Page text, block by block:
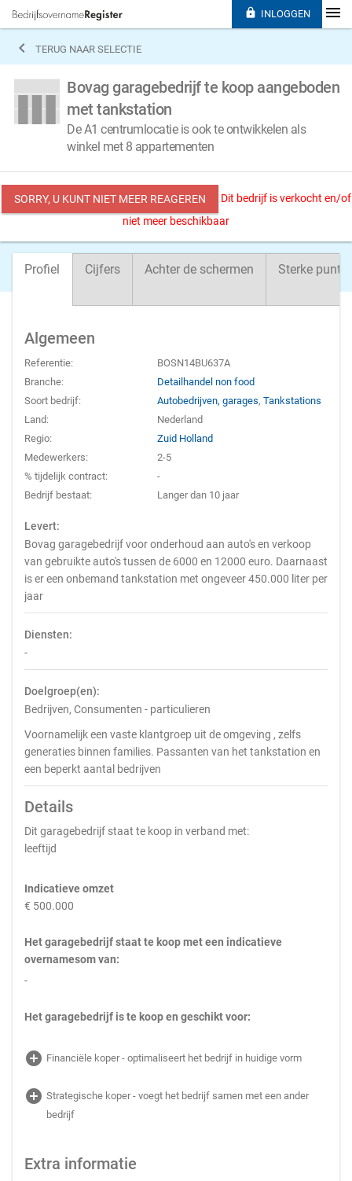
 TERUG NAAR SELECTIE
Bovag garagebedrijf te koop aangeboden
met tankstation
De A1 centrumlocatie is ook te ontwikkelen als
winkel met 8 appartementen
SORRY, U KUNT NIET MEER REAGEREN
Dit bedrijf is verkocht en/of
niet meer beschikbaar
Profiel Cijfers Achter de schermen Sterke
Algemeen
Referentie:
BOSN14BU637A
Branche:
Detailhandel non food
Soort bedrijf:
Autobedrijven, garages,Tankstations
Land:
Nederland
Regio:
Zuid Holland
Medewerkers:
2-5
% tijdelijk contract:
-
Bedrijf bestaat:
Langer dan 10 jaar
Levert:
Bovag garagebedrijf voor onderhoud aan auto's en verkoop
van gebruikte auto's tussen de 6000 en 12000 euro. Daarnaast
is er een onbemand tankstation met ongeveer 450.000 liter per
jaar
Diensten:
-
Doelgroep(en):
Bedrijven, Consumenten - particulieren
Voornamelijk een vaste klantgroep uit de omgeving , zelfs
generaties binnen families. Passanten van het tankstation en
een beperkt aantal bedrijven
Details
Dit garagebedrijf staat te koop in verband met:
leeftijd
Indicatieve omzet
€ 500.000
Het garagebedrijf staat te koop met een indicatieve
overnamesom van:
-
Het garagebedrijf is te koop en geschikt voor:
add_circle Financiële koper - optimaliseert het bedrijf in huidige vorm
add_circle Strategische koper - voegt het bedrijf samen met een ander
bedrijf
Extra informatie
 INLOGGEN